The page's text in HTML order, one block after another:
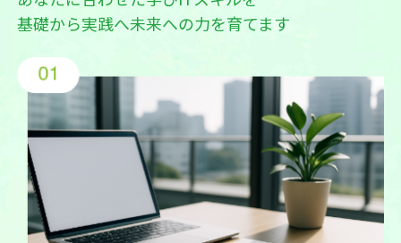
基礎から実践へ未来への力を育てます